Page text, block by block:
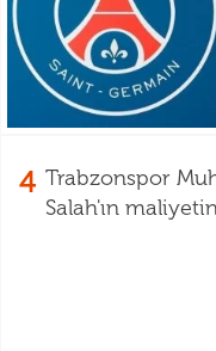
4 Trabzonspor
Salah'ın